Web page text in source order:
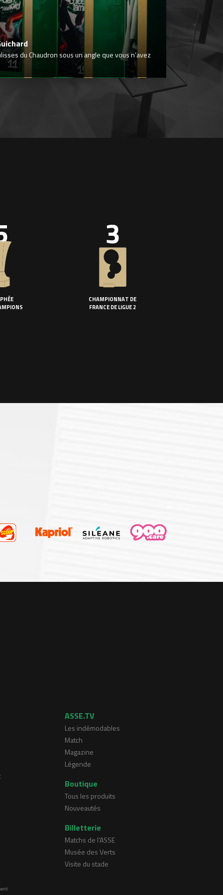
du Chaudron sous un angle que vous n’avez
3
CHAMPIONNAT DE
FRANCE DE LIGUE 2
ASSE.TV
Les indémodables
Match
Magazine
Légende
Boutique
Tous les produits
Nouveautés
Billetterie
Matchs de l'ASSE
Musée des Verts
Visite du stade